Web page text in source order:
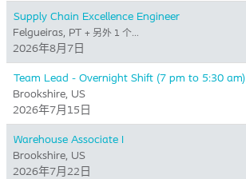
Supply Chain Excellence Engineer
Felgueiras, PT + 另外 1 个…
2026年8月7日
Team Lead - Overnight Shift (7 pm to 5:30 am)
Brookshire, US
2026年7月15日
Warehouse Associate I
Brookshire, US
2026年7月22日